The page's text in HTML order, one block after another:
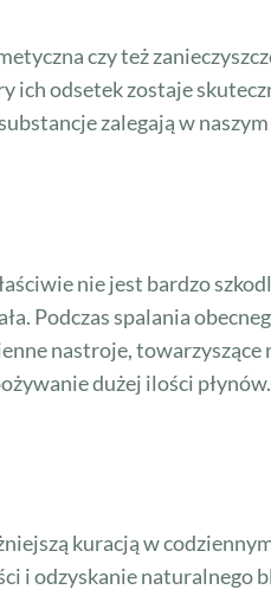
czy też
odsetek zostaje
zalegają w
nie jest bardzo
Podczas spalania
nastroje,
dużej ilości
kuracją w
i odzyskanie naturalnego